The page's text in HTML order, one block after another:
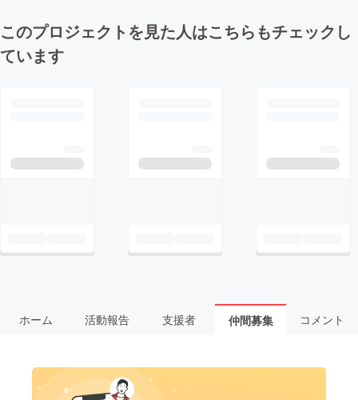
このプロジェクトを見た人はこちらもチェックし
ています
ホーム 活動報告 支援者 仲間募集 コメント